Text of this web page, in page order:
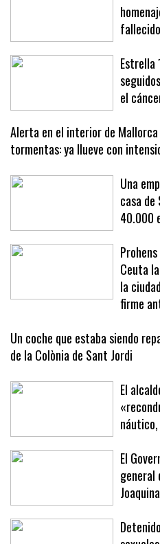
Los
Estrella
el
Alerta en el interior de
tormentas: ya llueve con
Una
casa
40.000
Ceuta
la
firme
Un coche que estaba siendo
de la Colònia de Sant Jordi
El
El
general
Joaquina